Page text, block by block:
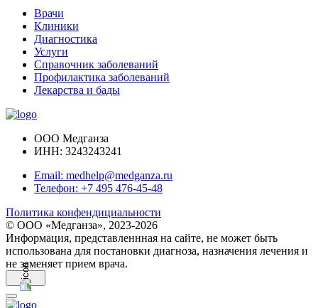
Врачи
Клиники
Диагностика
Услуги
Справочник заболеваний
Профилактика заболеваний
Лекарства и бады
ООО Медганза
ИНН: 3243243241
Email: medhelp@medganza.ru
Телефон: +7 495 476-45-48
Политика конфендициальности
© ООО «Медганза», 2023-2026
Информация, представленнная на сайте, не может быть
использована для постановки диагноза, назначения лечения и
не заменяет прием врача.